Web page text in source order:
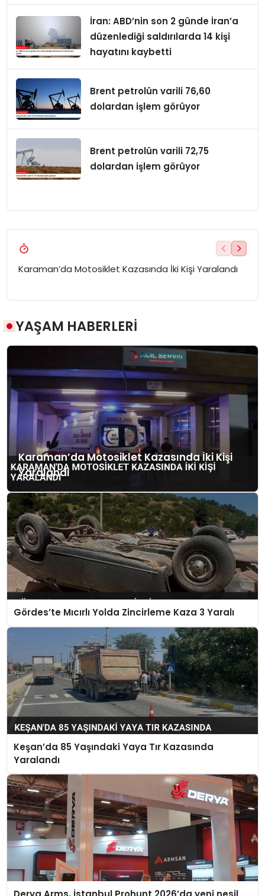
İran: ABD’nin son 2 günde İran’a
düzenlediği saldırılarda 14 kişi
hayatını kaybetti
Brent petrolün varili 76,60
dolardan işlem görüyor
Brent petrolün varili 72,75
dolardan işlem görüyor
Karaman’da Motosiklet Kazasında İki Kişi Yaralandı
YAŞAM HABERLERİ
Karaman’da Motosiklet Kazasında İki Kişi
Yaralandı
Gördes’te Mıcırlı Yolda Zincirleme Kaza 3 Yaralı
Keşan’da 85 Yaşındaki Yaya Tır Kazasında
Yaralandı